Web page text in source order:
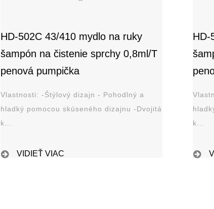
HD-502C 43/410 mydlo na ruky
šampón na čistenie sprchy 0,8ml/T
penová pumpička
Vlastnosti: -Štýlový dizajn - Pohodlný a
hladký pomocou skúseného dizajnu -Dvojitá
k...
VIDIEŤ VIAC
HD-
Vlastnosti: -Štýlový
hladký
k...